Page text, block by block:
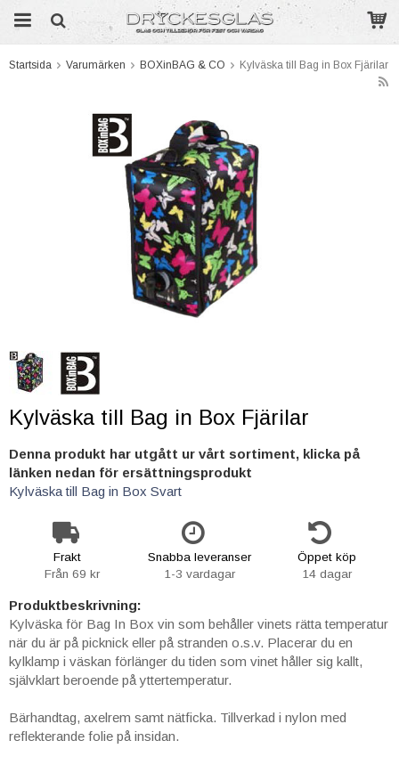
Startsida Varumärken BOXinBAG & CO Kylväska till Bag in Box Fjärilar
Kylväska till Bag in Box Fjärilar
Denna produkt har utgått ur vårt sortiment, klicka på
länken nedan för ersättningsprodukt
Kylväska till Bag in Box Svart
Frakt
Från 69 kr
Snabba leveranser
1-3 vardagar
Öppet köp
14 dagar
Produktbeskrivning:
Kylväska för Bag In Box vin som behåller vinets rätta temperatur
när du är på picknick eller på stranden o.s.v. Placerar du en
kylklamp i väskan förlänger du tiden som vinet håller sig kallt,
självklart beroende på yttertemperatur.
Bärhandtag, axelrem samt nätficka. Tillverkad i nylon med
reflekterande folie på insidan.